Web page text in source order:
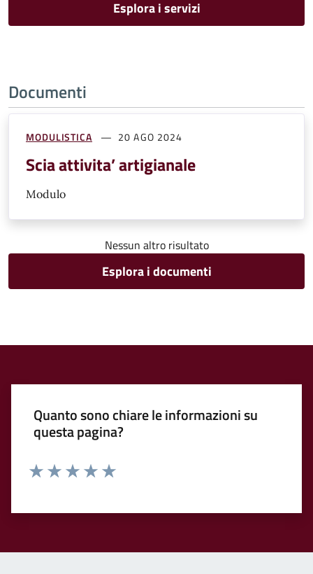
Esplora i servizi
Documenti
MODULISTICA 20 AGO 2024
Scia attivita’ artigianale
Modulo
Nessun altro risultato
Esplora i documenti
Quanto sono chiare le informazioni su
questa pagina?